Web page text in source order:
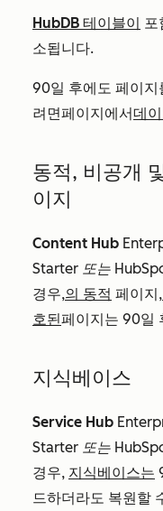
HubDB 테이블이 포
소됩니다.
90일 후에도 페이지
려면페이지에서데
동적, 비공개
이지
Content Hub
Starter 또는
경우,의 동적 페이지,
호된페이지는 90일
지식베이스
Service Hub
Starter 또는
경우, 지식베이스는
드하더라도 복원할